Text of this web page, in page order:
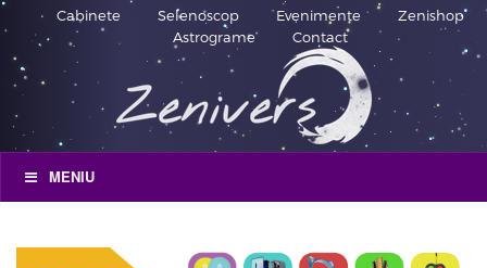
Cabinete Selenoscop Evenimente
Zenishop
Astrograme
Contact
MENIU